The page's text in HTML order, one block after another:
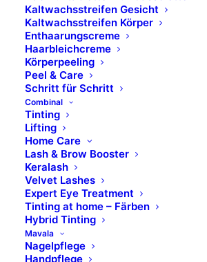
Kaltwachsstreifen Gesicht
Kaltwachsstreifen Körper
Enthaarungscreme
Haarbleichcreme
Körperpeeling
Peel & Care
Schritt für Schritt
Combinal
Tinting
Lifting
Home Care
Lash & Brow Booster
Keralash
Velvet Lashes
Expert Eye Treatment
Tinting at home – Färben
Hybrid Tinting
Mavala
Nagelpflege
Handpflege
Defender Immuno